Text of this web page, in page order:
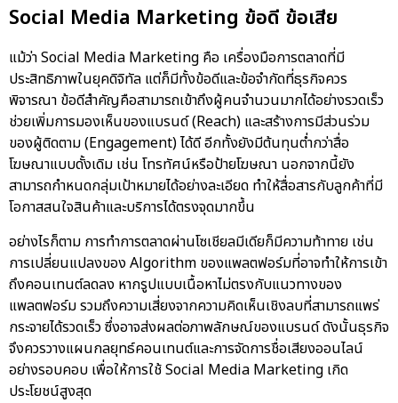
Social Media Marketing ข้อดี ข้อเสีย
แม้ว่า Social Media Marketing คือ เครื่องมือการตลาดที่มี
ประสิทธิภาพในยุคดิจิทัล แต่ก็มีทั้งข้อดีและข้อจำกัดที่ธุรกิจควร
พิจารณา ข้อดีสำคัญคือสามารถเข้าถึงผู้คนจำนวนมากได้อย่างรวดเร็ว
ช่วยเพิ่มการมองเห็นของแบรนด์ (Reach) และสร้างการมีส่วนร่วม
ของผู้ติดตาม (Engagement) ได้ดี อีกทั้งยังมีต้นทุนต่ำกว่าสื่อ
โฆษณาแบบดั้งเดิม เช่น โทรทัศน์หรือป้ายโฆษณา นอกจากนี้ยัง
สามารถกำหนดกลุ่มเป้าหมายได้อย่างละเอียด ทำให้สื่อสารกับลูกค้าที่มี
โอกาสสนใจสินค้าและบริการได้ตรงจุดมากขึ้น
อย่างไรก็ตาม การทำการตลาดผ่านโซเชียลมีเดียก็มีความท้าทาย เช่น
การเปลี่ยนแปลงของ Algorithm ของแพลตฟอร์มที่อาจทำให้การเข้า
ถึงคอนเทนต์ลดลง หากรูปแบบเนื้อหาไม่ตรงกับแนวทางของ
แพลตฟอร์ม รวมถึงความเสี่ยงจากความคิดเห็นเชิงลบที่สามารถแพร่
กระจายได้รวดเร็ว ซึ่งอาจส่งผลต่อภาพลักษณ์ของแบรนด์ ดังนั้นธุรกิจ
จึงควรวางแผนกลยุทธ์คอนเทนต์และการจัดการชื่อเสียงออนไลน์
อย่างรอบคอบ เพื่อให้การใช้ Social Media Marketing เกิด
ประโยชน์สูงสุด